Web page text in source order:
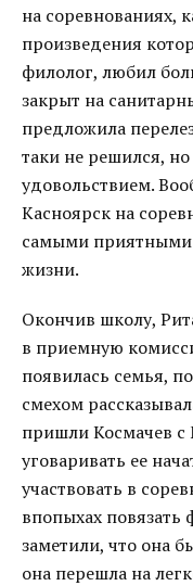
на соревнованиях,
произведения
филолог, любил
закрыт на
предложила
таки не решился,
удовольствием.
Касноярск на
самыми
жизни.
Окончив школу,
в приемную
появилась семья,
смехом
пришли Космачев
уговаривать ее
участвовать в
впопыхах повязать
заметили, что она
она перешла на